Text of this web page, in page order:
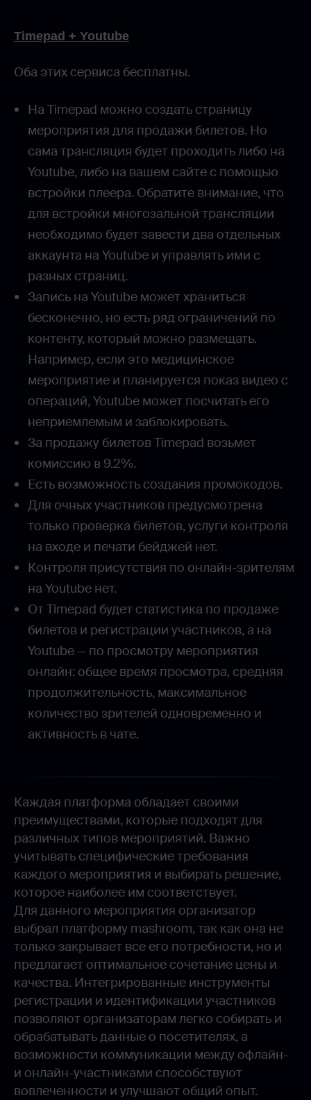
Timepad + Youtube
Оба этих сервиса бесплатны.
На Timepad можно создать страницу
мероприятия для продажи билетов. Но
сама трансляция будет проходить либо на
Youtube, либо на вашем сайте с помощью
встройки плеера. Обратите внимание, что
для встройки многозальной трансляции
необходимо будет завести два отдельных
аккаунта на Youtube и управлять ими с
разных страниц.
Запись на Youtube может храниться
бесконечно, но есть ряд ограничений по
контенту, который можно размещать.
Например, если это медицинское
мероприятие и планируется показ видео с
операций, Youtube может посчитать его
неприемлемым и заблокировать.
За продажу билетов Timepad возьмет
комиссию в 9.2%.
Есть возможность создания промокодов.
Для очных участников предусмотрена
только проверка билетов, услуги контроля
на входе и печати бейджей нет.
Контроля присутствия по онлайн-зрителям
на Youtube нет.
От Timepad будет статистика по продаже
билетов и регистрации участников, а на
Youtube — по просмотру мероприятия
онлайн: общее время просмотра, средняя
продолжительность, максимальное
количество зрителей одновременно и
активность в чате.
Каждая платформа обладает своими
преимуществами, которые подходят для
различных типов мероприятий. Важно
учитывать специфические требования
каждого мероприятия и выбирать решение,
которое наиболее им соответствует.
Для данного мероприятия организатор
выбрал платформу mashroom, так как она не
только закрывает все его потребности, но и
предлагает оптимальное сочетание цены и
качества. Интегрированные инструменты
регистрации и идентификации участников
позволяют организаторам легко собирать и
обрабатывать данные о посетителях, а
возможности коммуникации между офлайн-
и онлайн-участниками способствуют
вовлеченности и улучшают общий опыт.